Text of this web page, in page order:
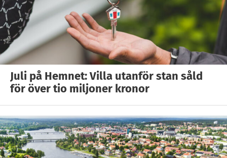
Juli på Hemnet: Villa utanför stan såld
för över tio miljoner kronor